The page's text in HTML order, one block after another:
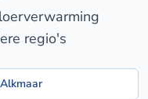
regio's
Alkmaar